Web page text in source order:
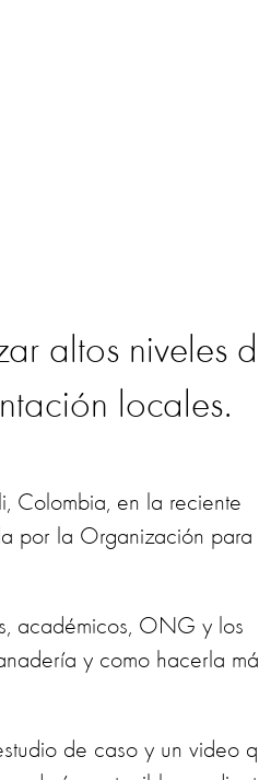
altos niveles
locales.
Colombia, en la reciente
por la Organización para
académicos, ONG y los
y como hacerla
de caso y un video